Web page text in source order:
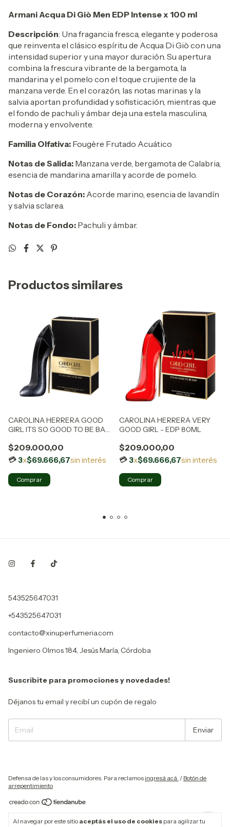
Al navegar por este sitio aceptás el uso de cookies para agilizar tu
Armani Acqua Di Giò Men EDP Intense x 100 ml
Descripción: Una fragancia fresca, elegante y poderosa
que reinventa el clásico espíritu de Acqua Di Giò con una
intensidad superior y una mayor duración. Su apertura
combina la frescura vibrante de la bergamota, la
mandarina y el pomelo con el toque crujiente de la
manzana verde. En el corazón, las notas marinas y la
salvia aportan profundidad y sofisticación, mientras que
el fondo de pachuli y ámbar deja una estela masculina,
moderna y envolvente.
Familia Olfativa: Fougère Frutado Acuático
Notas de Salida: Manzana verde, bergamota de Calabria,
esencia de mandarina amarilla y acorde de pomelo.
Notas de Corazón: Acorde marino, esencia de lavandín
y salvia sclarea.
Notas de Fondo: Pachuli y ámbar.
Productos similares
CAROLINA HERRERA GOOD
GIRL ITS SO GOOD TO BE BAD
$209.000,00
3x$69.666,67sin interés
CAROLINA HERRERA VERY
GOOD GIRL - EDP 80ML
$209.000,00
3x$69.666,67sin interés
543525647031
+543525647031
contacto@xinuperfumeria.com
Ingeniero Olmos 184, Jesús María, Córdoba
Suscribite para promociones y novedades!
Déjanos tu email y recibí un cupón de regalo
Defensa de las y los consumidores. Para reclamos ingresá acá. / Botón de
arrepentimiento
reservados.